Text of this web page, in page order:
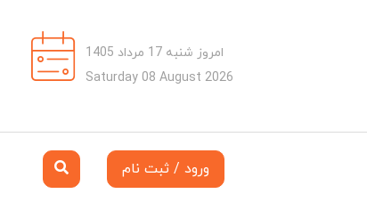
امروز شنبه 17 مرداد 1405
Saturday 08 August 2026
ورود / ثبت نام